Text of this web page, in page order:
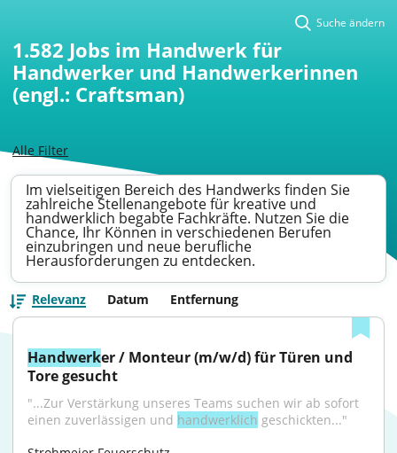
Alle Filter
Suche ändern
1.582 Jobs im Handwerk für
Handwerker und Handwerkerinnen
(engl.: Craftsman)
Im vielseitigen Bereich des Handwerks finden Sie
zahlreiche Stellenangebote für kreative und
handwerklich begabte Fachkräfte. Nutzen Sie die
Chance, Ihr Können in verschiedenen Berufen
einzubringen und neue berufliche
Herausforderungen zu entdecken.
Relevanz Datum Entfernung
Handwerker / Monteur (m/w/d) für Türen und
Tore gesucht
"...Zur Verstärkung unseres Teams suchen wir ab sofort
einen zuverlässigen und handwerklich geschickten..."